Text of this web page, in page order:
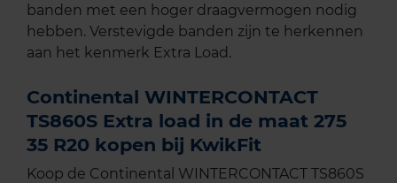
banden met een hoger draagvermogen nodig
hebben. Verstevigde banden zijn te herkennen
aan het kenmerk Extra Load.
Continental WINTERCONTACT
TS860S Extra load in de maat 275
35 R20 kopen bij KwikFit
Koop de Continental WINTERCONTACT TS860S